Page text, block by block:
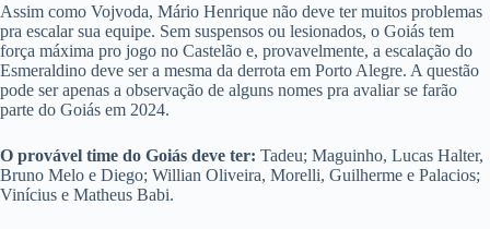
Assim como Vojvoda, Mário Henrique não deve ter muitos problemas
pra escalar sua equipe. Sem suspensos ou lesionados, o Goiás tem
força máxima pro jogo no Castelão e, provavelmente, a escalação do
Esmeraldino deve ser a mesma da derrota em Porto Alegre. A questão
pode ser apenas a observação de alguns nomes pra avaliar se farão
parte do Goiás em 2024.
O provável time do Goiás deve ter: Tadeu; Maguinho, Lucas Halter,
Bruno Melo e Diego; Willian Oliveira, Morelli, Guilherme e Palacios;
Vinícius e Matheus Babi.